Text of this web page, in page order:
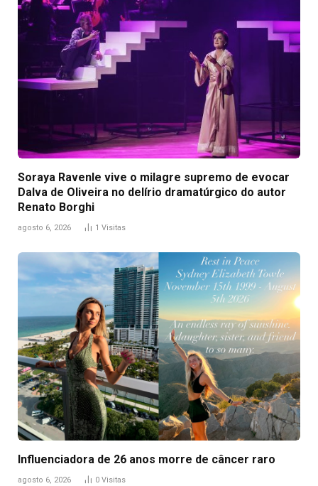
Soraya Ravenle vive o milagre supremo de evocar
Dalva de Oliveira no delírio dramatúrgico do autor
Renato Borghi
agosto 6, 2026 1 Visitas
Influenciadora de 26 anos morre de câncer raro
agosto 6, 2026 0 Visitas